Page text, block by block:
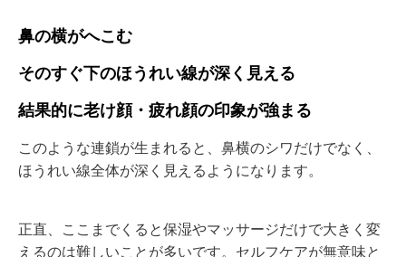
鼻の横がへこむ
そのすぐ下のほうれい線が深く見える
結果的に老け顔・疲れ顔の印象が強まる
このような連鎖が生まれると、鼻横のシワだけでなく、
ほうれい線全体が深く見えるようになります。
正直、ここまでくると保湿やマッサージだけで大きく変
えるのは難しいことが多いです。セルフケアが無意味と